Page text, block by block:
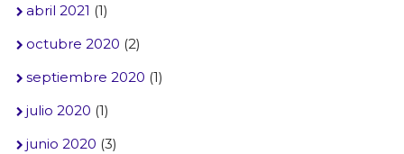
abril 2021 (1)
octubre 2020 (2)
septiembre 2020 (1)
julio 2020 (1)
junio 2020 (3)